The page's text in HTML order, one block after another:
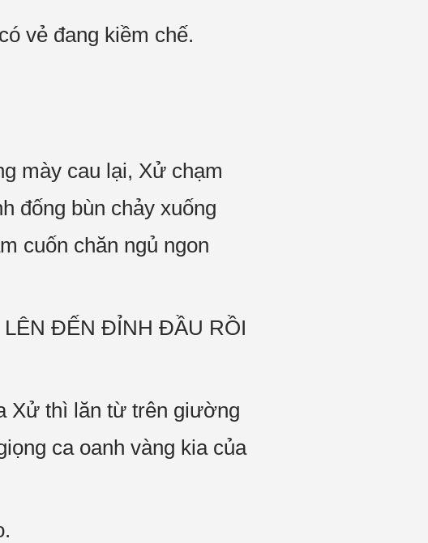
vẻ đang kiềm chế.
mày cau lại, Xử chạm
đống bùn chảy xuống
cuốn chăn ngủ ngon
LÊN ĐẾN ĐỈNH ĐẦU RỒI
Xử thì lăn từ trên giường
ca oanh vàng kia của